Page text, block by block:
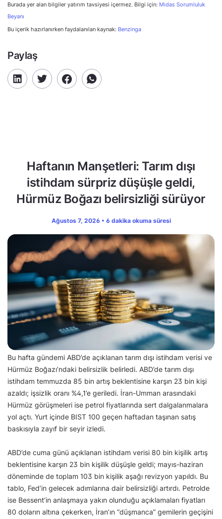
Burada yer alan bilgiler yatırım tavsiyesi içermez. Bilgi için: Midas Sorumluluk
Beyanı
Bu içerik hazırlanırken faydalanılan kaynak: Benzinga
Paylaş
Haftanın Manşetleri: Tarım dışı
istihdam sürpriz düşüşle geldi,
Hürmüz Boğazı belirsizliği sürüyor
Ağustos 7, 2026 • 6 dakika okuma süresi
Bu hafta gündemi ABD’de açıklanan tarım dışı istihdam verisi ve
Hürmüz Boğazı’ndaki belirsizlik belirledi. ABD’de tarım dışı
istihdam temmuzda 85 bin artış beklentisine karşın 23 bin kişi
azaldı; işsizlik oranı %4,1’e geriledi. İran-Umman arasındaki
Hürmüz görüşmeleri ise petrol fiyatlarında sert dalgalanmalara
yol açtı. Yurt içinde BIST 100 geçen haftadan taşınan satış
baskısıyla zayıf bir seyir izledi.
ABD’de cuma günü açıklanan istihdam verisi 80 bin kişilik artış
beklentisine karşın 23 bin kişilik düşüşle geldi; mayıs-haziran
döneminde de toplam 103 bin kişilik aşağı revizyon yapıldı. Bu
tablo, Fed’in gelecek adımlarına dair belirsizliği artırdı. Petrolde
ise Bessent’in anlaşmaya yakın olunduğu açıklamaları fiyatları
80 doların altına çekerken, İran’ın “düşmanca” gemilerin geçişini